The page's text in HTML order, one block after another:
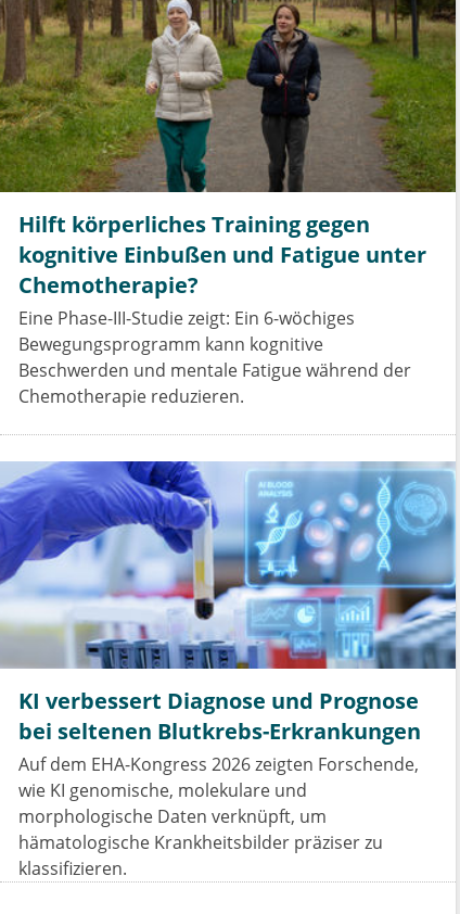
Hilft körperliches Training gegen
kognitive Einbußen und Fatigue unter
Chemotherapie?
Eine Phase-III-Studie zeigt: Ein 6-wöchiges
Bewegungsprogramm kann kognitive
Beschwerden und mentale Fatigue während der
Chemotherapie reduzieren.
KI verbessert Diagnose und Prognose
bei seltenen Blutkrebs-Erkrankungen
Auf dem EHA-Kongress 2026 zeigten Forschende,
wie KI genomische, molekulare und
morphologische Daten verknüpft, um
hämatologische Krankheitsbilder präziser zu
klassifizieren.